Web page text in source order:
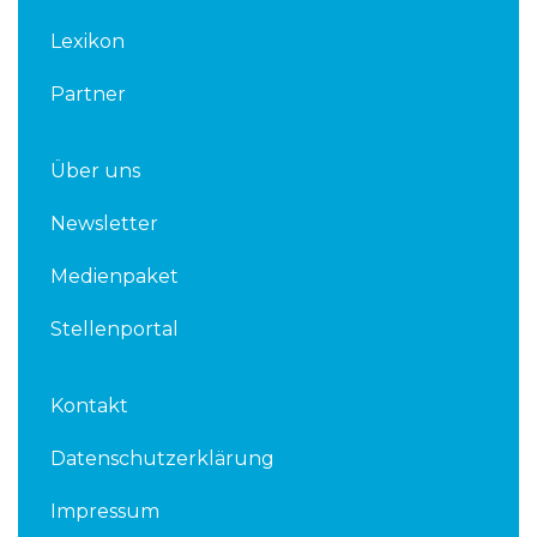
Lexikon
Partner
Über uns
Newsletter
Medienpaket
Stellenportal
Kontakt
Datenschutzerklärung
Impressum